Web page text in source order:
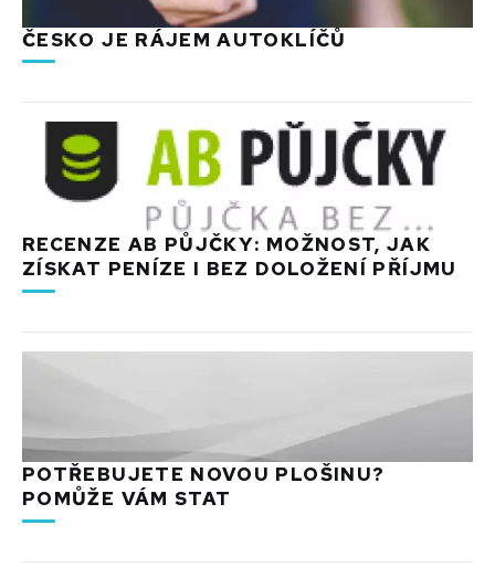
ČESKO JE RÁJEM AUTOKLÍČŮ
RECENZE AB PŮJČKY: MOŽNOST, JAK
ZÍSKAT PENÍZE I BEZ DOLOŽENÍ PŘÍJMU
POTŘEBUJETE NOVOU PLOŠINU?
POMŮŽE VÁM STAT